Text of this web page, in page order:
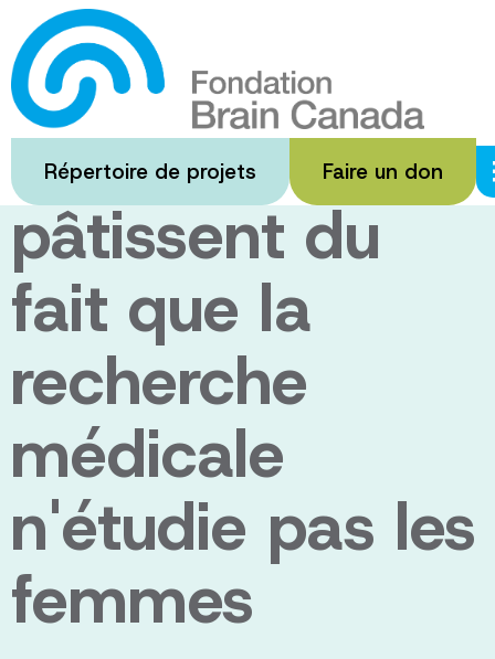
Passer
au
contenu
principal
Répertoire de projets Faire un don
Les femmes et
la science
pâtissent du
fait que la
recherche
médicale
n'étudie pas les
femmes